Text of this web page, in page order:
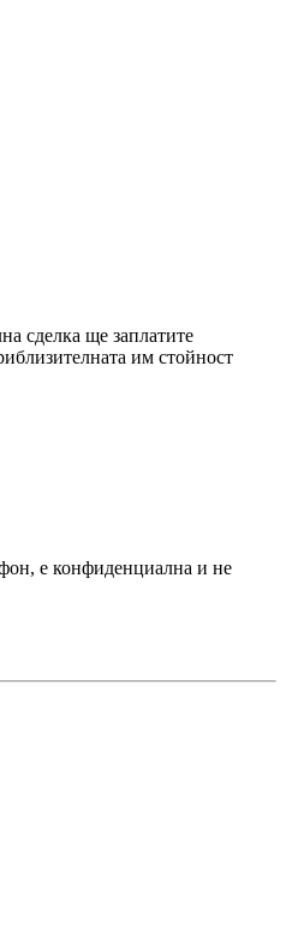
сделка ще заплатите
им стойност
е конфиденциална и не